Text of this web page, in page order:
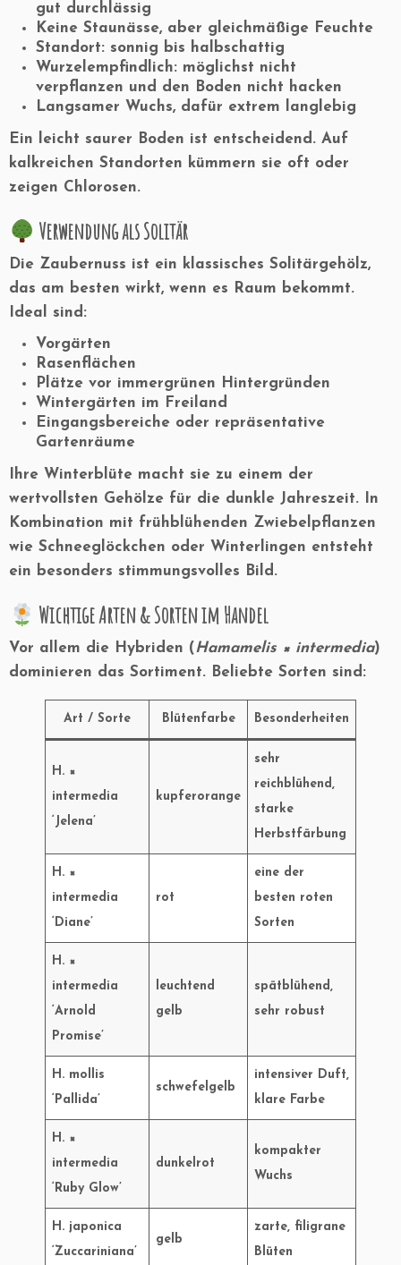
gut durchlässig
Keine Staunässe, aber gleichmäßige Feuchte
Standort: sonnig bis halbschattig
Wurzelempfindlich: möglichst nicht
verpflanzen und den Boden nicht hacken
Langsamer Wuchs, dafür extrem langlebig
Ein leicht saurer Boden ist entscheidend. Auf
kalkreichen Standorten kümmern sie oft oder
zeigen Chlorosen.
Verwendung als Solitär
Die Zaubernuss ist ein klassisches Solitärgehölz,
das am besten wirkt, wenn es Raum bekommt.
Ideal sind:
Vorgärten
Rasenflächen
Plätze vor immergrünen Hintergründen
Wintergärten im Freiland
Eingangsbereiche oder repräsentative
Gartenräume
Ihre Winterblüte macht sie zu einem der
wertvollsten Gehölze für die dunkle Jahreszeit. In
Kombination mit frühblühenden Zwiebelpflanzen
wie Schneeglöckchen oder Winterlingen entsteht
ein besonders stimmungsvolles Bild.
Wichtige Arten & Sorten im Handel
Vor allem die Hybriden (Hamamelis × intermedia)
dominieren das Sortiment. Beliebte Sorten sind:
Art / Sorte Blütenfarbe Besonderheiten
H. ×
intermedia
‘Jelena’
kupferorange
sehr
reichblühend,
starke
Herbstfärbung
H. ×
intermedia
‘Diane’
rot
eine der
besten roten
Sorten
H. ×
intermedia
‘Arnold
Promise’
leuchtend
gelb
spätblühend,
sehr robust
H. mollis
‘Pallida’
schwefelgelb
intensiver Duft,
klare Farbe
H. ×
intermedia
‘Ruby Glow’
dunkelrot
kompakter
Wuchs
H. japonica
‘Zuccariniana’
gelb
zarte, filigrane
Blüten